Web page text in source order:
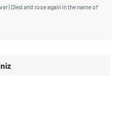
| Died and rose again in the name of